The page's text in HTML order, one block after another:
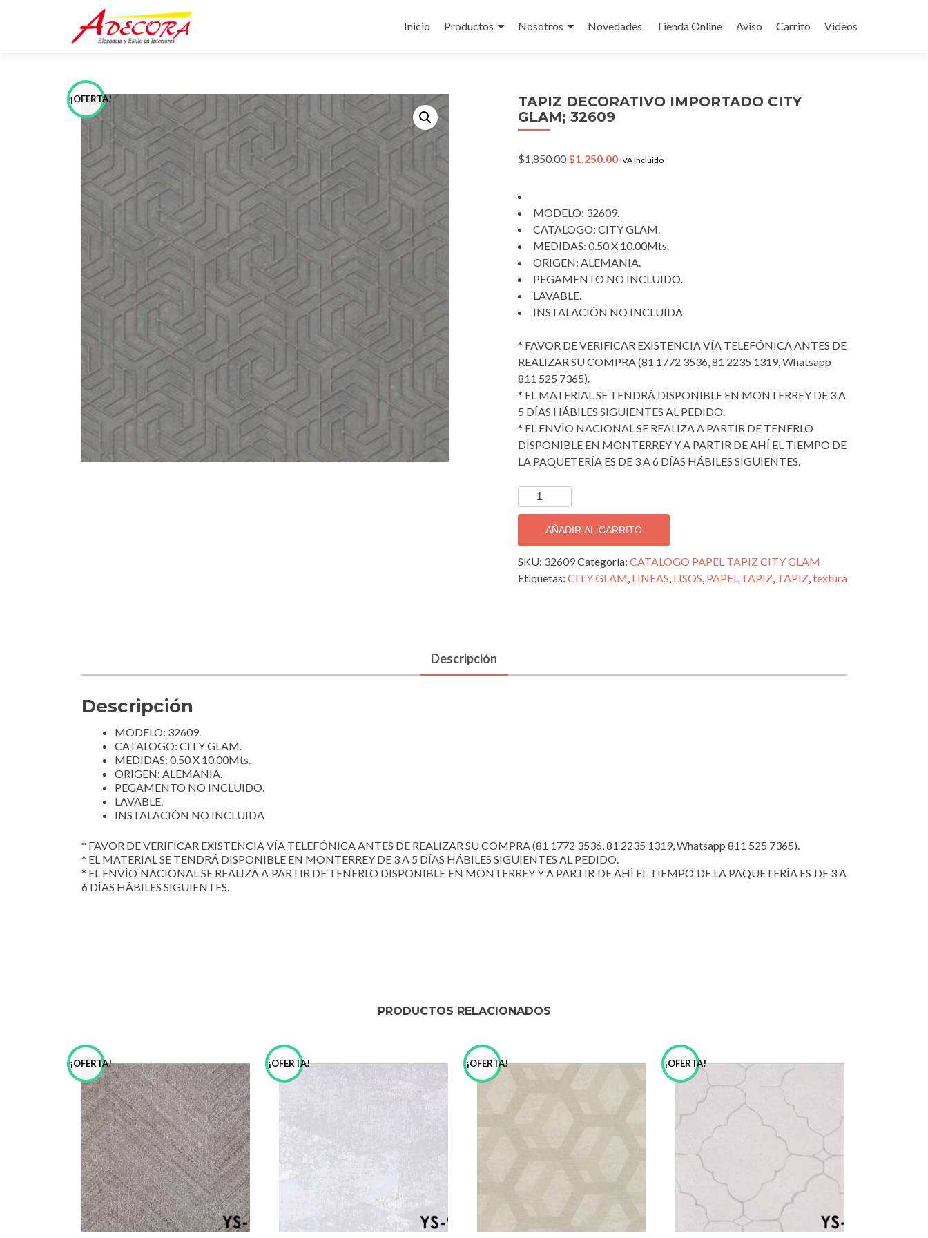
to
Inicio Productos Nosotros Novedades Tienda Online Aviso Carrito Videos
¡OFERTA!
TAPIZ DECORATIVO IMPORTADO CITY
GLAM; 32609
$1,850.00 Original
$1,250.00Current
IVA Incluido
MODELO: 32609.
CATALOGO: CITY GLAM.
MEDIDAS: 0.50 X 10.00Mts.
ORIGEN: ALEMANIA.
PEGAMENTO NO INCLUIDO.
LAVABLE.
INSTALACIÓN NO INCLUIDA
* FAVOR DE VERIFICAR EXISTENCIA VÍA TELEFÓNICA ANTES DE
REALIZAR SU COMPRA (81 1772 3536, 81 2235 1319, Whatsapp
811 525 7365).
* EL MATERIAL SE TENDRÁ DISPONIBLE EN MONTERREY DE 3 A
5 DÍAS HÁBILES SIGUIENTES AL PEDIDO.
* EL ENVÍO NACIONAL SE REALIZA A PARTIR DE TENERLO
DISPONIBLE EN MONTERREY Y A PARTIR DE AHÍ EL TIEMPO DE
LA PAQUETERÍA ES DE 3 A 6 DÍAS HÁBILES SIGUIENTES.
TAPIZ
DECORATIVO
IMPORTADO
CITY
GLAM;
32609
AÑADIR AL CARRITO
SKU: 32609Categoría: CATALOGO PAPEL TAPIZ CITY GLAM
Etiquetas: CITY GLAM, LINEAS, LISOS, PAPEL TAPIZ, TAPIZ,textura
Descripción
Descripción
MODELO: 32609.
CATALOGO: CITY GLAM.
MEDIDAS: 0.50 X 10.00Mts.
ORIGEN: ALEMANIA.
PEGAMENTO NO INCLUIDO.
LAVABLE.
INSTALACIÓN NO INCLUIDA
* FAVOR DE VERIFICAR EXISTENCIA VÍA TELEFÓNICA ANTES DE REALIZAR SU COMPRA (81 1772 3536, 81 2235 1319, Whatsapp 811 525 7365).
* EL MATERIAL SE TENDRÁ DISPONIBLE EN MONTERREY DE 3 A 5 DÍAS HÁBILES SIGUIENTES AL PEDIDO.
* EL ENVÍO NACIONAL SE REALIZA A PARTIR DE TENERLO DISPONIBLE EN MONTERREY Y A PARTIR DE AHÍ EL TIEMPO DE LA PAQUETERÍA ES DE 3 A
6 DÍAS HÁBILES SIGUIENTES.
PRODUCTOS RELACIONADOS
¡OFERTA! ¡OFERTA! ¡OFERTA! ¡OFERTA!